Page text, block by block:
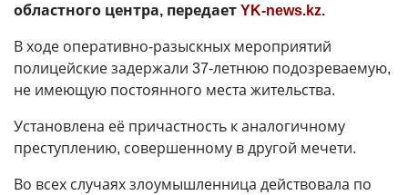
областного центра, передаетYK-news.kz.
В ходе оперативно-разыскных мероприятий
полицейские задержали 37-летнюю подозреваемую,
не имеющую постоянного места жительства.
Установлена её причастность к аналогичному
преступлению, совершенному в другой мечети.
Во всех случаях злоумышленница действовала по